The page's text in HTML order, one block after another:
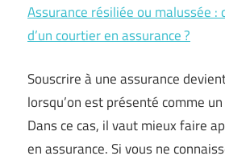
Assurance résiliée ou malussée :
d’un courtier en assurance ?
Souscrire à une assurance
lorsqu’on est présenté comme
Dans ce cas, il vaut mieux faire
en assurance. Si vous ne